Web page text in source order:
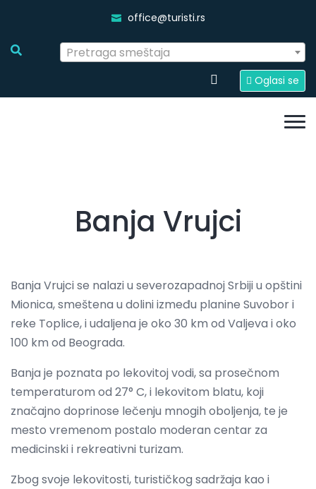
office@turisti.rs
Pretraga smeštaja
Oglasi se
Banja Vrujci
Banja Vrujci se nalazi u severozapadnoj Srbiji u opštini
Mionica, smeštena u dolini između planine Suvobor i
reke Toplice, i udaljena je oko 30 km od Valjeva i oko
100 km od Beograda.
Banja je poznata po lekovitoj vodi, sa prosečnom
temperaturom od 27° C, i lekovitom blatu, koji
značajno doprinose lečenju mnogih oboljenja, te je
mesto vremenom postalo moderan centar za
medicinski i rekreativni turizam.
Zbog svoje lekovitosti, turističkog sadržaja kao i